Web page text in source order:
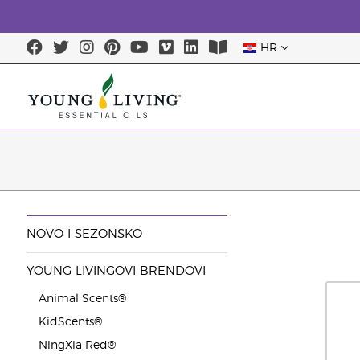
HR
NOVO I SEZONSKO
YOUNG LIVINGOVI BRENDOVI
Animal Scents®
KidScents®
NingXia Red®